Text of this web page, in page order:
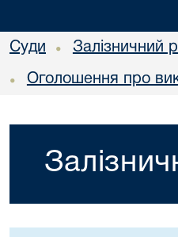
Суди • Залізничний
• Оголошення про